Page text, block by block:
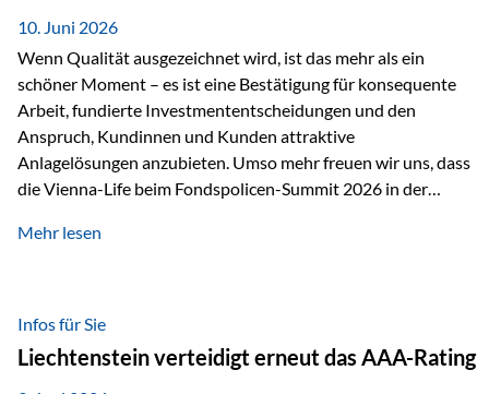
10. Juni 2026
Wenn Qualität ausgezeichnet wird, ist das mehr als ein
schöner Moment – es ist eine Bestätigung für konsequente
Arbeit, fundierte Investmententscheidungen und den
Anspruch, Kundinnen und Kunden attraktive
Anlagelösungen anzubieten. Umso mehr freuen wir uns, dass
die Vienna-Life beim Fondspolicen-Summit 2026 in der
dieser Ehrung ist der renommierte Fondspolicenreport der
analysiert und verglichen wurden. Das Ergebnis: Die ETF-
Auswahl der Vienna-Life zählt zu den drei besten Angeboten
am Markt. Für uns ist diese Auszeichnung eine Bestätigung
Mehr lesen
Infos für Sie
Liechtenstein verteidigt erneut das AAA-Rating